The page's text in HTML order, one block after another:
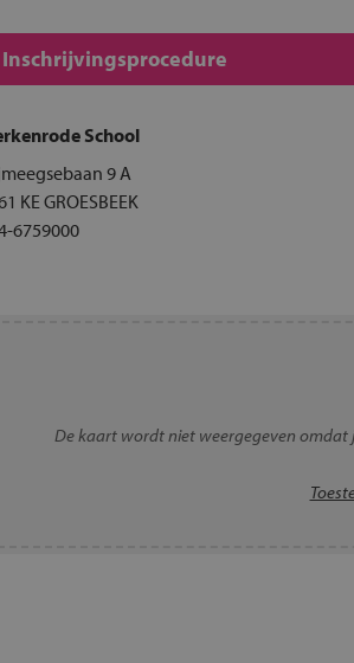
Inschrijvingsprocedure
School
9 A
KE GROESBEEK
6759000
De kaart wordt niet weergegeven